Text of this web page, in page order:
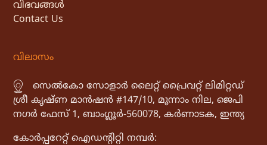
വിഭവങ്ങൾ
Contact Us
വിലാസം
സെൽകോ സോളാർ ലൈറ്റ് പ്രൈവറ്റ് ലിമിറ്റഡ്
ശ്രീ കൃഷ്ണ മാൻഷൻ #147/10, മൂന്നാം നില, ജെപി
നഗർ ഫേസ് 1, ബാംഗ്ലൂർ-560078, കർണാടക, ഇന്ത്യ
കോർപ്പറേറ്റ് ഐഡൻ്റിറ്റി നമ്പർ: